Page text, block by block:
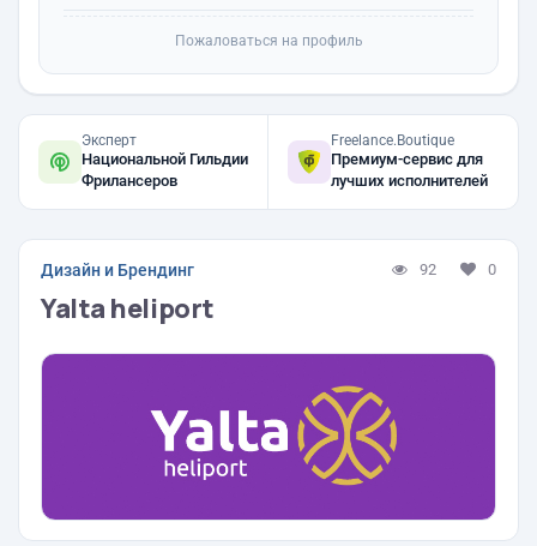
Пожаловаться на профиль
Эксперт
Национальной Гильдии
Фрилансеров
Freelance.Boutique
Премиум-сервис для
лучших исполнителей
Дизайн и Брендинг 92 0
Yalta heliport